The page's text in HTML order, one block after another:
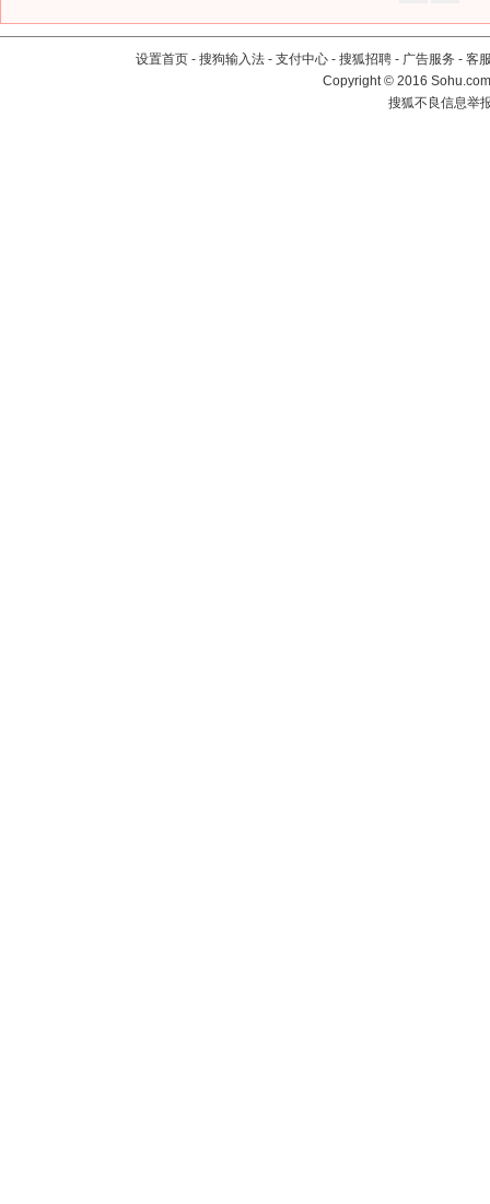
设置首页 - 搜狗输入法 - 支付中心 - 搜狐招聘 - 广告服务 - 客
Copyright©2016
搜狐不良信息举